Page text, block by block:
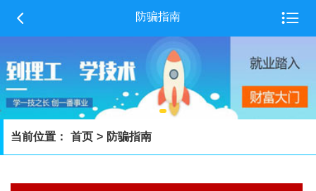
 防骗指南 
当前位置： 首页 > 防骗指南